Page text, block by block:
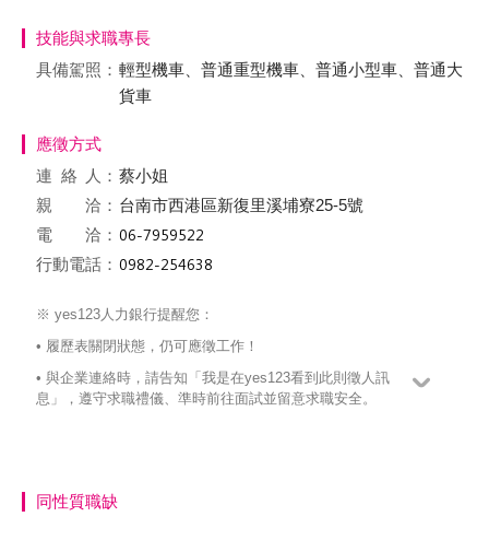
技能與求職專長
具備駕照： 輕型機車、普通重型機車、普通小型車、普通大
貨車
應徵方式
連絡
人： 蔡小姐
親 洽： 台南市西港區新復里溪埔寮25-5號
電 洽：
行動電話：
※ yes123人力銀行提醒您：
• 履歷表關閉狀態，仍可應徵工作！
• 與企業連絡時，請告知「我是在yes123看到此則徵人訊
息」，遵守求職禮儀、準時前往面試並留意求職安全。
同性質職缺